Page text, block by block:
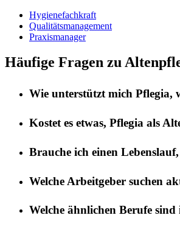
Hygienefachkraft
Qualitätsmanagement
Praxismanager
Häufige Fragen zu
Wie unterstützt mich Pflegia,
Kostet es etwas, Pflegia als
Brauche ich einen
Welche Arbeitgeber suchen
Welche ähnlichen Berufe